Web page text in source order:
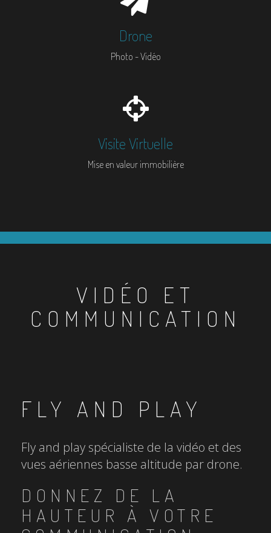
Drone
Photo - Vidéo
Visite Virtuelle
Mise en valeur immobilière
VIDÉO ET
COMMUNICATION
FLY AND PLAY
Fly and play spécialiste de la vidéo et des
vues aériennes basse altitude par drone.
DONNEZ DE LA
HAUTEUR À VOTRE